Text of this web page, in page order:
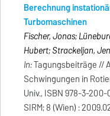
Berechnung
Turbomaschinen
Fischer, Jonas;
Hubert; Strackeljan,
In:Tagungsbeiträge //
Schwingungen in
Univ., ISBN 978-3-200-
SIRM; 8 (Wien) :